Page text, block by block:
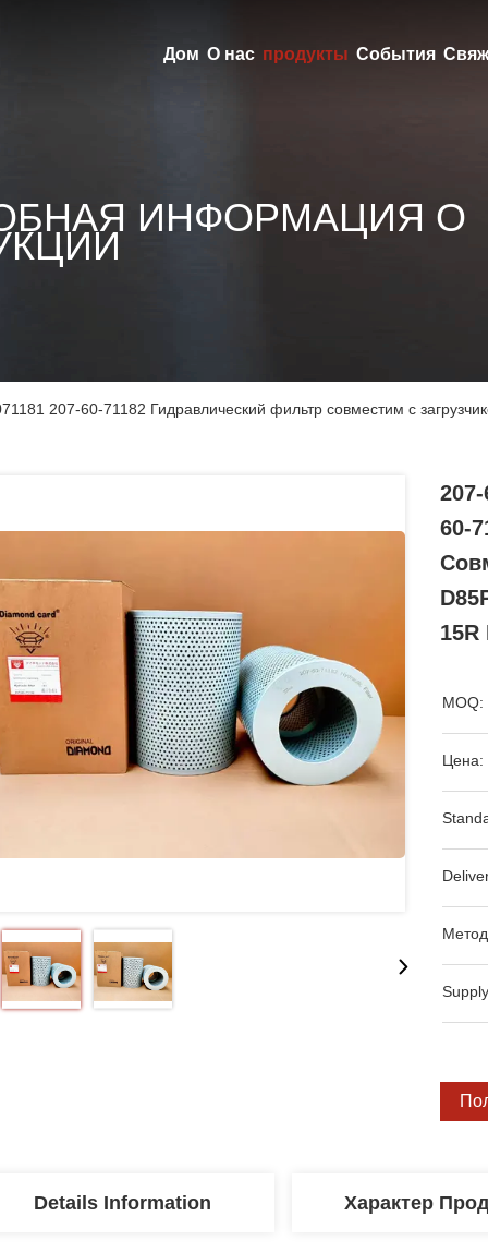
Дом О нас продукты События
ИНФОРМАЦИЯ О
207-60-71182 Гидравлический фильтр совместим с
60-
15R
MOQ:
Цена:
Details Information Характер